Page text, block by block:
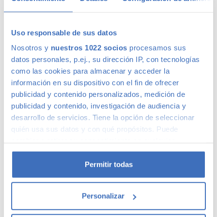
Uso responsable de sus datos
Nosotros y nuestros 1022 socios procesamos sus
datos personales, p.ej., su dirección IP, con tecnologías
como las cookies para almacenar y acceder la
información en su dispositivo con el fin de ofrecer
publicidad y contenido personalizados, medición de
publicidad y contenido, investigación de audiencia y
desarrollo de servicios. Tiene la opción de seleccionar
quién usa sus datos y con qué propósitos. Puede
momento desde la Declaración de cookies o clicando en
el Menú de consentimiento.
Recopilar información sobre su ubicación
geográfica que puede tener una precisión de varios
Permitir todas
Personalizar
Calidad Canalcar
Compra con total tranquilidad, sólo 1 de cada 4 coches
acaba siendo un coche Canalcar.Saber más